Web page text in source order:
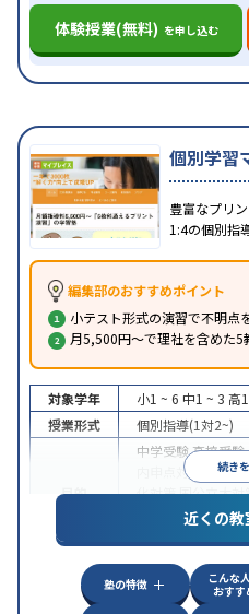
体験授業(無料) を申し込む
個別学習
豊富なプリ
1:4の個別指
編集部のおすすめポイント
小テスト形式の演習で不明点
月5,500円～で理社を含めた5
続き
対象学年 小1 ~ 6 中1 ~ 3 高
授業形式
個別指導(1対2~)
目的
中学受験高校受験
内申点対策
学習
化対策国公立大対
(英語検定)対策漢
特徴
中高一貫校生に対
応 オンライン対応
子どもに対応自習
近くの教
塾の特徴
こんな
おすす